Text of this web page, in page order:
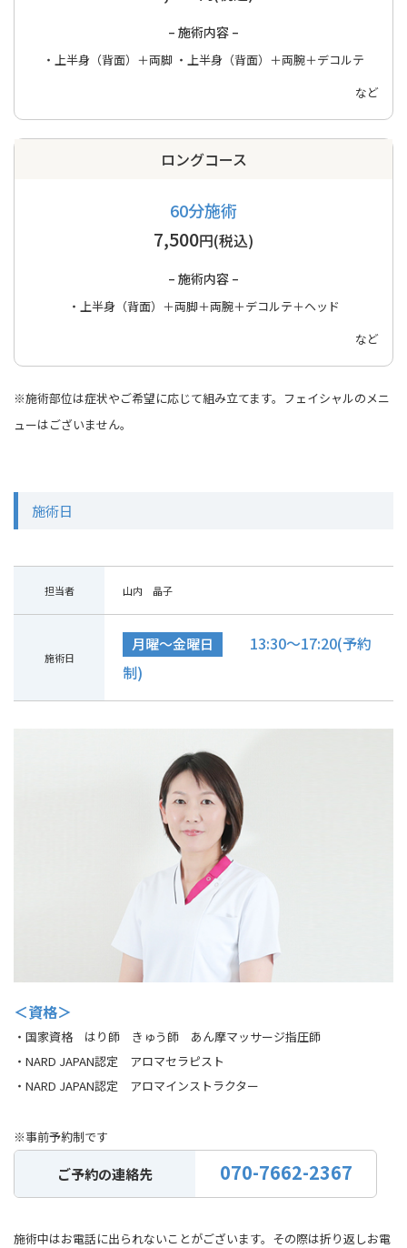
– 施術内容 –
・上半身（背面）＋両脚 ・上半身（背面）＋両腕＋デコルテ
など
ロングコース
60分施術
7,500円(税込)
– 施術内容 –
・上半身（背面）＋両脚＋両腕＋デコルテ＋ヘッド
など
※施術部位は症状やご希望に応じて組み立てます。フェイシャルのメニ
ューはございません。
施術日
担当者 山内 晶子
施術日
月曜～金曜日
13:30～17:20(予約
制)
＜資格＞
・国家資格 はり師 きゅう師 あん摩マッサージ指圧師
・NARD JAPAN認定 アロマセラピスト
・NARD JAPAN認定 アロマインストラクター
※事前予約制です
ご予約の連絡先 070-7662-2367
施術中はお電話に出られないことがございます。その際は折り返しお電